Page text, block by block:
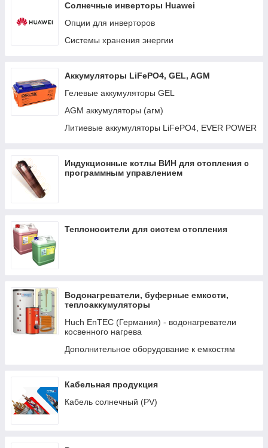
Панели управления для систем Victron Energy
Color Control GX (CCGX) и Venus GX
Orion DC-DC преобразователи
Солнечные инверторы Huawei
Опции для инверторов
Системы хранения энергии
Аккумуляторы LiFePO4, GEL, AGM
Гелевые аккумуляторы GEL
AGM аккумуляторы (агм)
Литиевые аккумуляторы LiFePO4, EVER POWER
Индукционные котлы ВИН для отопления с
программным управлением
Теплоносители для систем отопления
Водонагреватели, буферные емкости,
теплоаккумуляторы
Huch EnTEC (Германия) - водонагреватели
косвенного нагрева
Дополнительное оборудование к емкостям
Кабельная продукция
Кабель солнечный (PV)